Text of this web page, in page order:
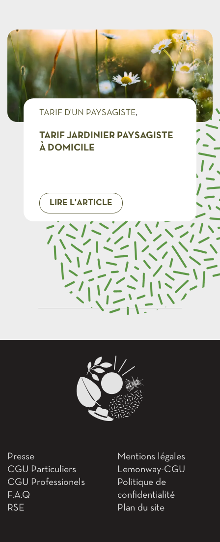
TARIF JARDINIER PAYSAGISTE
À DOMICILE
TARIF D'UN PAYSAGISTE
LIRE L'ARTICLE
Presse
CGU Particuliers
CGU Professionels
F.A.Q
RSE
Mentions légales
Lemonway-CGU
Politique de
confidentialité
Plan du site